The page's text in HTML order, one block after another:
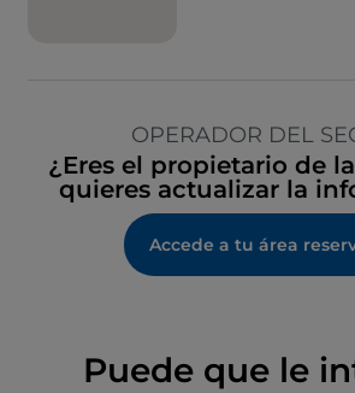
OPERADOR DEL
¿Eres el propietario de
quieres actualizar la
Accede a tu área
Puede que le